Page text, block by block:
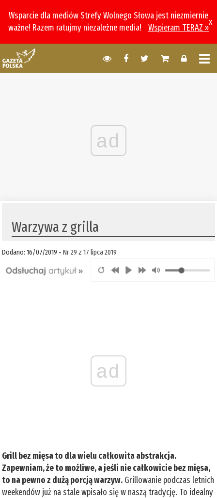
Wsparcie dla mediów Strefy Wolnego Słowa jest niezmiernie
ważne! Razem ratujmy niezależne media!
Wspieram TERAZ »
x
ad
Warzywa z grilla
Dodano: 16/07/2019 -Nr 29 z 17 lipca 2019
ad
Grill bez mięsa to dla wielu całkowita abstrakcja.
Zapewniam, że to możliwe, a jeśli nie całkowicie bez mięsa,
to na pewno z dużą porcją warzyw. Grillowanie podczas letnich
weekendów już na stale wpisało się w naszą tradycję. To idealny